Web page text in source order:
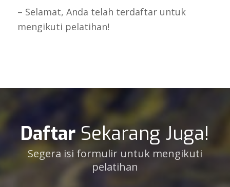
– Selamat, Anda telah terdaftar untuk
mengikuti pelatihan!
DaftarSekarang Juga!
Segera isi formulir untuk mengikuti
pelatihan